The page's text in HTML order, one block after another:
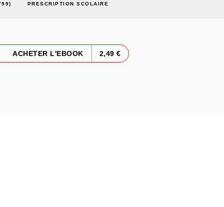
PRESCRIPTION SCOLAIRE
ACHETER L'EBOOK 2,49 €